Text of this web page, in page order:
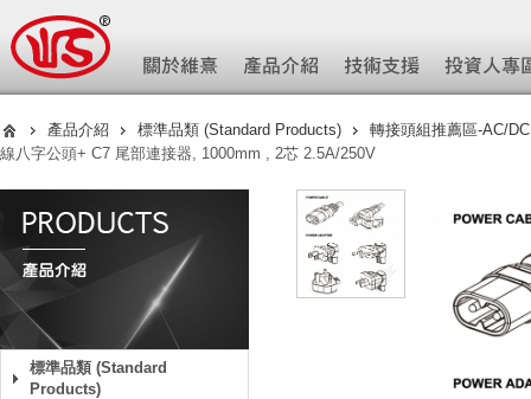
產品介紹 標準品類 (Standard Products)
轉接頭組推薦區-AC/
線八字公頭+ C7 尾部連接器, 1000mm , 2芯 2.5A/250V
標準品類 (Standard
Products)